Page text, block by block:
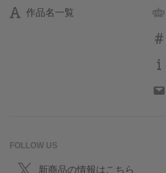
作品名一覧
FOLLOW US
新商品の情報はこちら